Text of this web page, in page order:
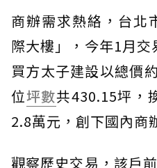
商辦需求熱絡，台北
際大樓」，今年1月交
買方太子建設以總價
位坪數共430.15坪，
2.8萬元，創下國內商
觀察歷史交易，該戶